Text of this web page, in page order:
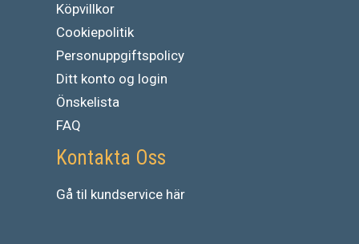
Köpvillkor
Cookiepolitik
Personuppgiftspolicy
Ditt konto og login
Önskelista
FAQ
Kontakta Oss
Gå til kundservice här